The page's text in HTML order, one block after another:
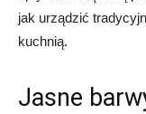
jak urządzić
kuchnią.
Jasne